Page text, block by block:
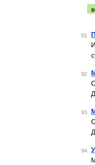
91
92
93
94